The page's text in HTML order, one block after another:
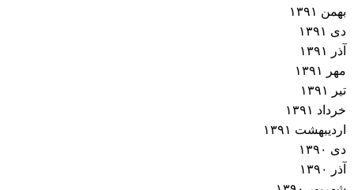
بهمن ۱۳۹۱
دی ۱۳۹۱
آذر ۱۳۹۱
مهر ۱۳۹۱
تیر ۱۳۹۱
خرداد ۱۳۹۱
اردیبهشت ۱۳۹۱
دی ۱۳۹۰
آذر ۱۳۹۰